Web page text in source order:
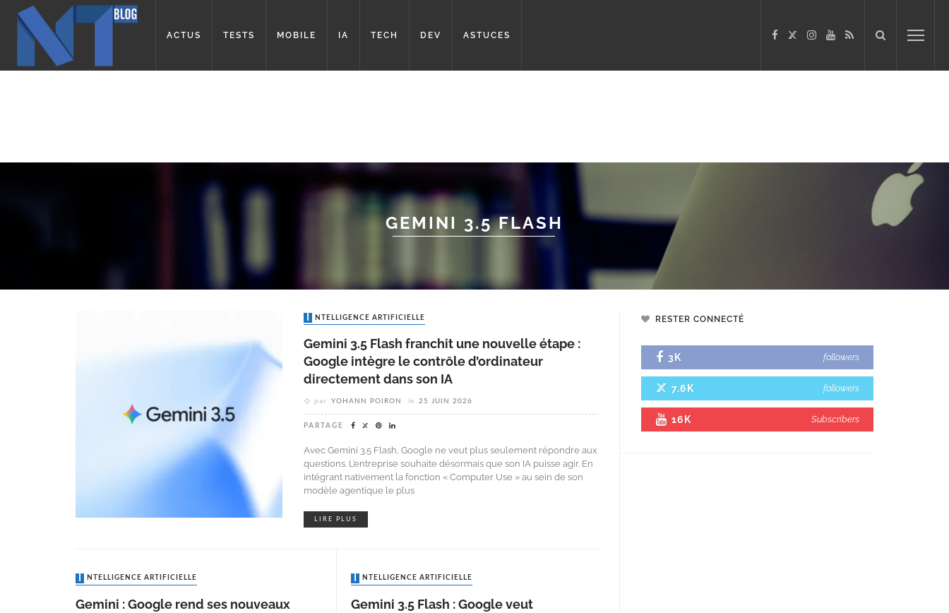
ACTUS TESTS MOBILE IA TECH DEV ASTUCES
GEMINI 3.5 FLASH
INTELLIGENCE ARTIFICIELLE
Gemini 3.5 Flash franchit une nouvelle étape :
Google intègre le contrôle d’ordinateur
directement dans son IA
par YOHANN POIRON le 25 JUIN 2026
PARTAGE
Avec Gemini 3.5 Flash, Google ne veut plus seulement répondre aux
questions. L’entreprise souhaite désormais que son IA puisse agir. En
intégrant nativement la fonction « Computer Use » au sein de son
modèle agentique le plus
LIRE PLUS
INTELLIGENCE ARTIFICIELLE
Gemini : Google rend ses nouveaux
INTELLIGENCE ARTIFICIELLE
Gemini 3.5 Flash : Google veut
RESTER CONNECTÉ
3K followers
7.6K followers
16K Subscribers